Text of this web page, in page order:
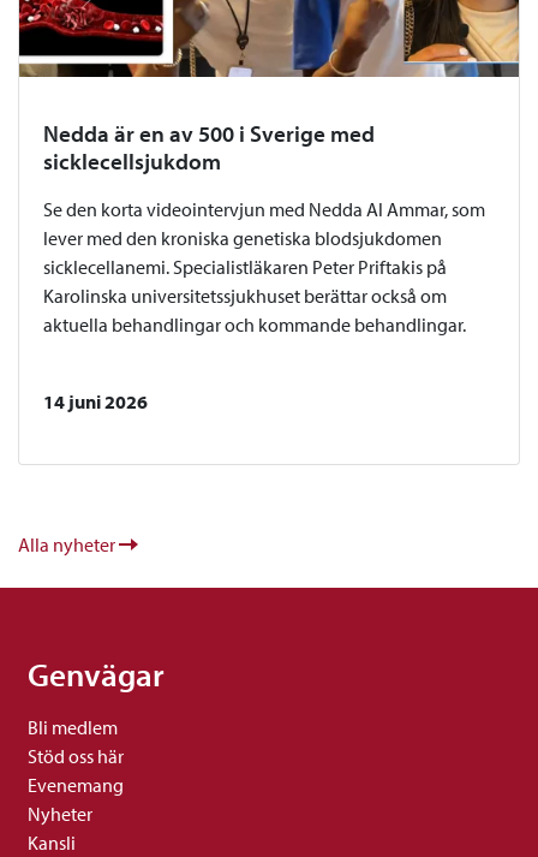
Nedda är en av 500 i Sverige med
sicklecellsjukdom
Se den korta videointervjun med Nedda Al Ammar, som
lever med den kroniska genetiska blodsjukdomen
sicklecellanemi. Specialistläkaren Peter Priftakis på
Karolinska universitetssjukhuset berättar också om
aktuella behandlingar och kommande behandlingar.
14 juni 2026
Alla nyheter
Genvägar
Bli medlem
Stöd oss här
Evenemang
Nyheter
Kansli